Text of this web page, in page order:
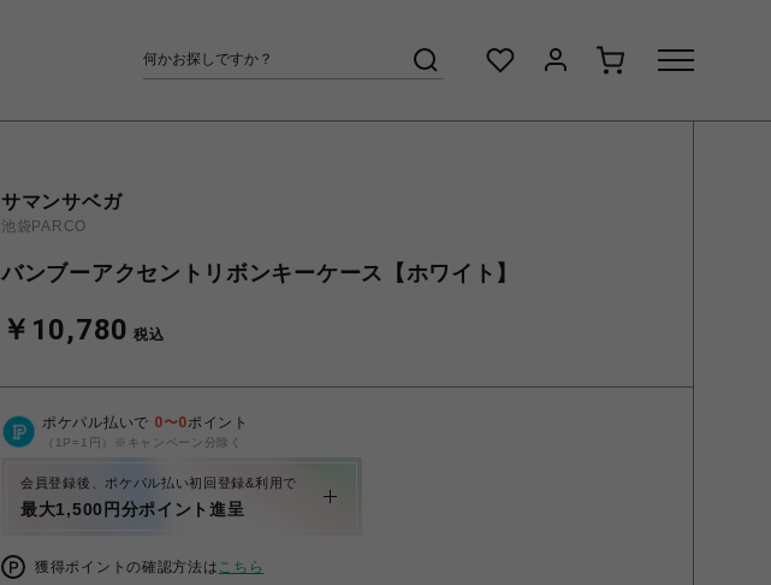
サマンサベガ
池袋PARCO
バンブーアクセントリボンキーケース【ホワイト】
￥10,780 税込
ポケパル払いで 0〜0ポイント
（1P=1円）※キャンペーン分除く
会員登録後、ポケパル払い初回登録&利用で
最大1,500円分ポイント進呈
獲得ポイントの確認方法はこちら